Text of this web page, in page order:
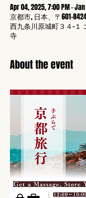
Apr 04, 2025, 7:00 PM – Jan
京都市, 日本、〒601-
西九条川原城町３４−１
寺
About the event